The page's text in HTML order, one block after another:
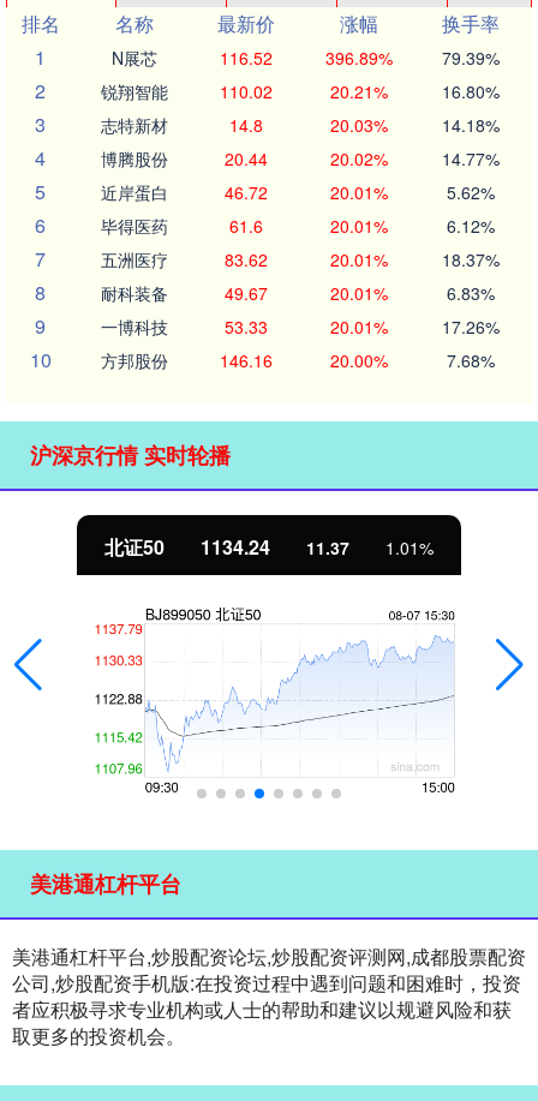
排名
名称 最新价 涨幅
换手率
1
N展芯 116.52 396.89% 79.39%
2 锐翔智能 110.02 20.21% 16.80%
3 志特新材 14.8 20.03% 14.18%
4 博腾股份 20.44 20.02% 14.77%
5 近岸蛋白 46.72 20.01% 5.62%
6 毕得医药 61.6 20.01% 6.12%
7 五洲医疗 83.62 20.01% 18.37%
8 耐科装备 49.67 20.01% 6.83%
9 一博科技 53.33 20.01% 17.26%
10 方邦股份 146.16 20.00% 7.68%
沪深京行情 实时轮播
北证50 1134.24 11.37 1.01%
美港通杠杆平台
美港通杠杆平台,炒股配资论坛,炒股配资评测网,成都股票配资
公司,炒股配资手机版:在投资过程中遇到问题和困难时，投资
者应积极寻求专业机构或人士的帮助和建议以规避风险和获
取更多的投资机会。